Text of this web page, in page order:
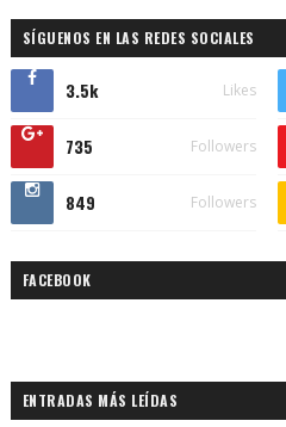
SÍGUENOS EN LAS REDES SOCIALES
3.5k Likes
735 Followers
849 Followers
FACEBOOK
ENTRADAS MÁS LEÍDAS